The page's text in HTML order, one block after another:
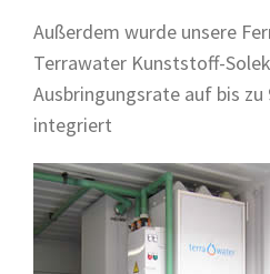
Außerdem wurde unsere
Terrawater Kunststoff-
Ausbringungsrate auf bis
integriert